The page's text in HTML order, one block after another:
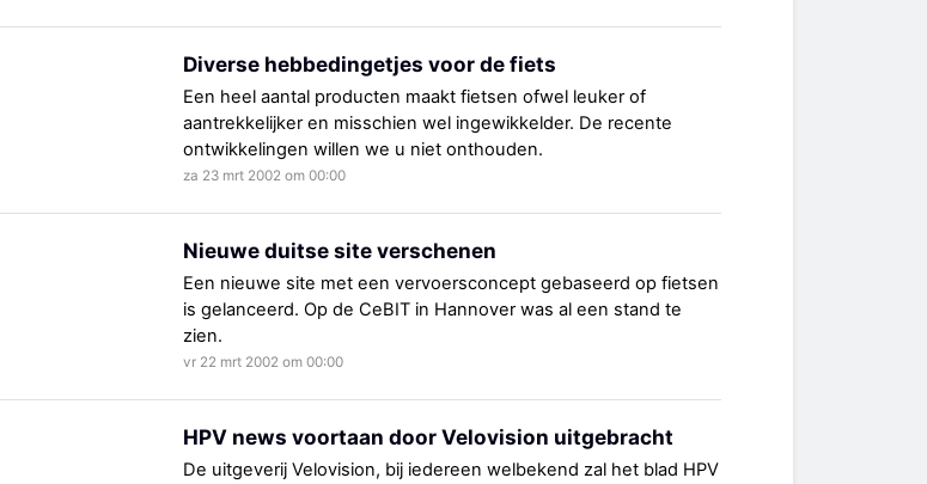
Diverse hebbedingetjes voor de fiets
Een heel aantal producten maakt fietsen ofwel leuker of
aantrekkelijker en misschien wel ingewikkelder. De recente
ontwikkelingen willen we u niet onthouden.
za 23 mrt 2002 om 00:00
Nieuwe duitse site verschenen
Een nieuwe site met een vervoersconcept gebaseerd op fietsen
is gelanceerd. Op de CeBIT in Hannover was al een stand te
zien.
vr 22 mrt 2002 om 00:00
HPV news voortaan door Velovision uitgebracht
De uitgeverij Velovision, bij iedereen welbekend zal het blad HPV